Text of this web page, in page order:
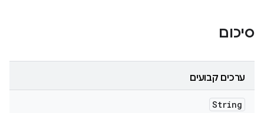
סיכום
ערכים קבועים
String